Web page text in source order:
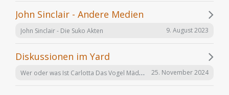
John Sinclair - Andere Medien
John Sinclair - Die Suko Akten 9. August 2023
Diskussionen im Yard
Wer oder was Ist Carlotta Das Vogel Mädchen 25. November 2024